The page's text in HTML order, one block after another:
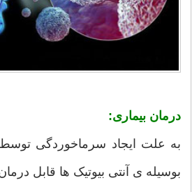
درمان بیماری:
به علت ایجاد سرماخوردگی توسط
بوسیله ی آنتی بیوتیک ها قابل